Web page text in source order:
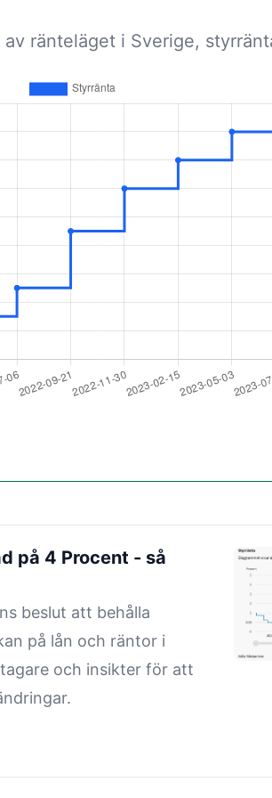
ränteläget i Sverige,
på 4 Procent - så
beslut att behålla
på lån och räntor i
och insikter för att